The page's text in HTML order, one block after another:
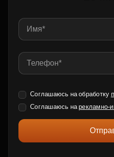
Соглашаюсь на обработку
Соглашаюсь нарекламно-